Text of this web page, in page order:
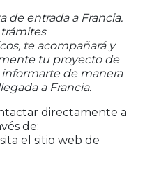
de entrada a Francia.
trámites
te acompañará y
tu proyecto de
de manera
a Francia.
directamente a
de:
el sitio web de